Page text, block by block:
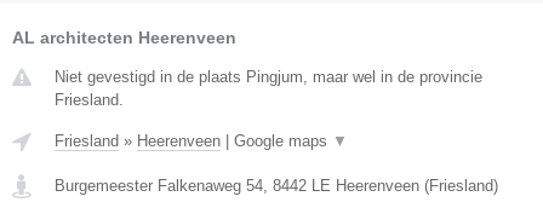
AL architecten Heerenveen
Niet gevestigd in de plaats Pingjum, maar wel in de provincie
Friesland.
Friesland » Heerenveen Google maps ▼
Burgemeester Falkenaweg 54, 8442 LE Heerenveen (Friesland)